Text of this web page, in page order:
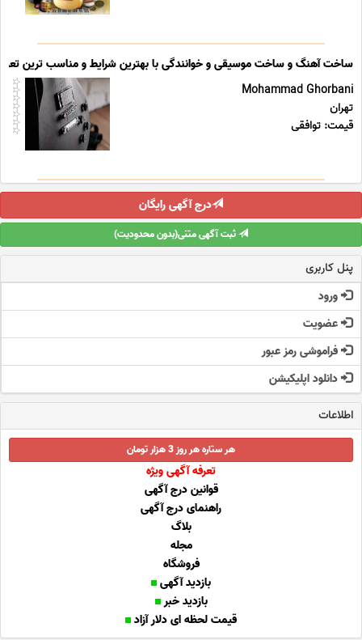
ساخت آهنگ و ساخت موسیقی و خوانندگی با بهترین شرایط و مناسب ترین
Mohammad Ghorbani
تهران
قیمت: توافقی
درج آگهی رایگان
ثبت آگهی متنی(بدون محدودیت)
پنل کاربری
ورود
عضویت
فراموشی رمز عبور
دانلود اپلیکیشن
اطلاعات
هر ستاره هر روز 3 هزار تومان
تعرفه آگهی ویژه
قوانین درج آگهی
راهنمای درج آگهی
بلاگ
مجله
فروشگاه
بازدید آگهی
بازدید خبر
قیمت لحظه ای دلار آزاد